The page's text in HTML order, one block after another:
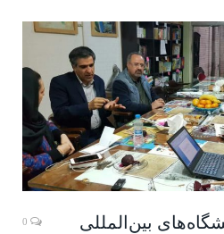
بین‌المللی